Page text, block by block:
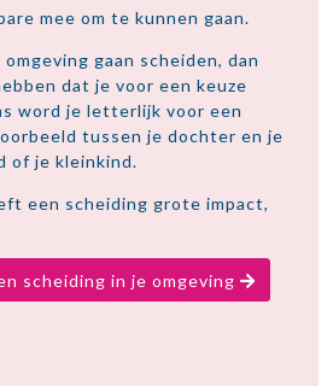
mee om te kunnen gaan.
gaan scheiden, dan
dat je voor een keuze
word je letterlijk voor een
tussen je dochter en je
of je kleinkind.
een scheiding grote impact,
scheiding in je omgeving